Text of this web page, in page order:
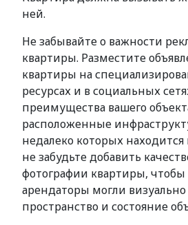
ней.
Не забывайте о важности
квартиры. Разместите
квартиры на
ресурсах и в социальных
преимущества вашего
расположенные
недалеко которых находится
не забудьте добавить
фотографии квартиры,
арендаторы могли
пространство и состояние